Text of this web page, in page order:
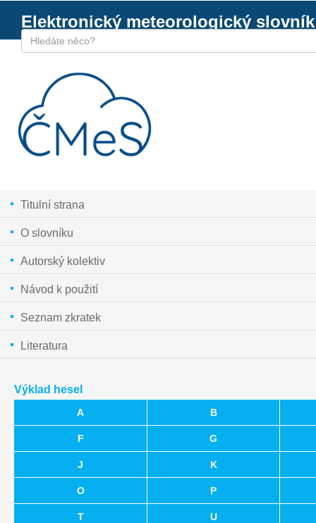
Elektronický meteorologický slovník
Titulní strana
O slovníku
Autorský kolektiv
Návod k použití
Seznam zkratek
Literatura
Výklad hesel
A B
F G
J K
O P
T U